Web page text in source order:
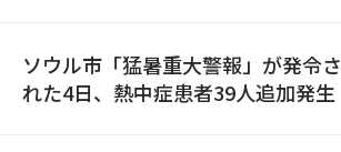
ソウル市「猛暑重大警報」が発令さ
れた4日、熱中症患者39人追加発生